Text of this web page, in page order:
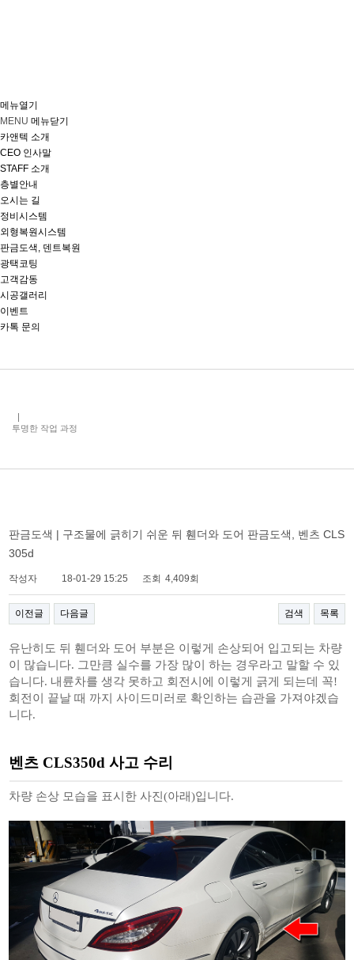
메뉴열기
MENU 메뉴닫기
카앤텍 소개
CEO 인사말
STAFF 소개
층별안내
오시는 길
정비시스템
외형복원시스템
판금도색, 덴트복원
광택코팅
고객감동
시공갤러리
이벤트
카톡 문의
투명한 작업 과정
판금도색 | 구조물에 긁히기 쉬운 뒤 휀더와 도어 판금도색, 벤츠 CLS
305d
작성자 18-01-29 15:25 조회 4,409회
이전글 다음글 검색 목록
유난히도 뒤 휀더와 도어 부분은 이렇게 손상되어 입고되는 차량
이 많습니다. 그만큼 실수를 가장 많이 하는 경우라고 말할 수 있
습니다. 내륜차를 생각 못하고 회전시에 이렇게 긁게 되는데 꼭!
회전이 끝날 때 까지 사이드미러로 확인하는 습관을 가져야겠습
니다.
벤츠 CLS350d 사고 수리
차량 손상 모습을 표시한 사진(아래)입니다.